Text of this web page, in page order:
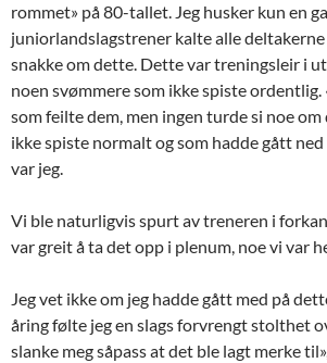
rommet» på 80-tallet. Jeg husker kun en
juniorlandslagstrener kalte alle
snakke om dette. Dette var treningsleir i
noen svømmere som ikke spiste ordentlig.
som feilte dem, men ingen turde si noe om
ikke spiste normalt og som hadde gått
var jeg.
Vi ble naturligvis spurt av treneren i
var greit å ta det opp i plenum, noe vi var
Jeg vet ikke om jeg hadde gått med på
åring følte jeg en slags forvrengt stolthet
slanke meg såpass at det ble lagt merke